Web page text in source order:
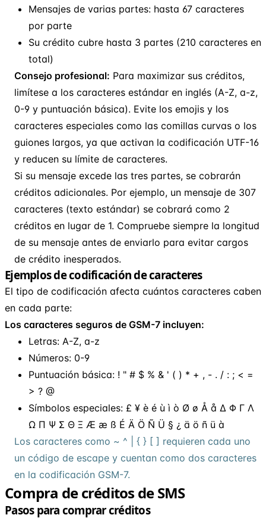
Mensajes de varias partes: hasta 67 caracteres
por parte
Su crédito cubre hasta 3 partes (210 caracteres en
total)
Consejo profesional: Para maximizar sus créditos,
limítese a los caracteres estándar en inglés (A-Z, a-z,
0-9 y puntuación básica). Evite los emojis y los
caracteres especiales como las comillas curvas o los
guiones largos, ya que activan la codificación UTF-16
y reducen su límite de caracteres.
Si su mensaje excede las tres partes, se cobrarán
créditos adicionales. Por ejemplo, un mensaje de 307
caracteres (texto estándar) se cobrará como 2
créditos en lugar de 1. Compruebe siempre la longitud
de su mensaje antes de enviarlo para evitar cargos
de crédito inesperados.
Ejemplos de codificación de caracteres
El tipo de codificación afecta cuántos caracteres caben
en cada parte:
Los caracteres seguros de GSM-7 incluyen:
Letras: A-Z, a-z
Números: 0-9
Puntuación básica: ! " # $ % & ' ( ) * + , - . / : ; < =
> ? @
Símbolos especiales: £ ¥ è é ù ì ò Ø ø Å å Δ Φ Γ Λ
Ω Π Ψ Σ Θ Ξ Æ æ ß É Ä Ö Ñ Ü § ¿ ä ö ñ ü à
Los caracteres como ~ ^ | { } [ ] requieren cada uno
un código de escape y cuentan como dos caracteres
en la codificación GSM-7.
Compra de créditos de SMS
Pasos para comprar créditos